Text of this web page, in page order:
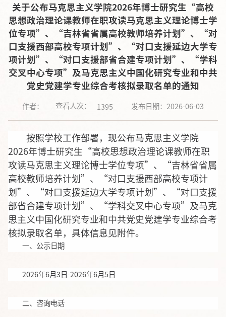
关于公布马克思主义学院2026年博士研究生“高校
思想政治理论课教师在职攻读马克思主义理论博士学
位专项”、“吉林省省属高校教师培养计划”、“对
口支援西部高校专项计划”、“对口支援延边大学专
项计划”、“对口支援部省合建专项计划”、“学科
交叉中心专项”及马克思主义中国化研究专业和中共
党史党建学专业综合考核拟录取名单的通知
作者： 查看人次： 1395 发布日期：2026-06-03
按照学校工作部署，现公布马克思主义学院
2026年博士研究生“高校思想政治理论课教师在职
攻读马克思主义理论博士学位专项”、“吉林省省属
高校教师培养计划”、“对口支援西部高校专项计
划”、“对口支援延边大学专项计划”、“对口支援
部省合建专项计划”、“学科交叉中心专项”及马克
思主义中国化研究专业和中共党史党建学专业综合考
核拟录取名单，具体信息见附件。
一、公示日期
2026年6月3日-2026年6月5日
二、咨询电话